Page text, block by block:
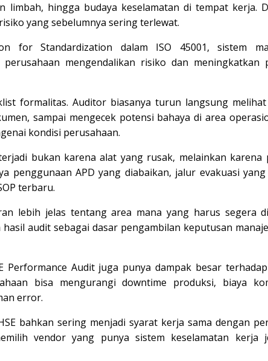
limbah, hingga budaya keselamatan di tempat kerja.
yang sebelumnya sering terlewat.
for Standardization dalam ISO 45001, sistem
mengendalikan risiko dan meningkatkan
formalitas. Auditor biasanya turun langsung
sampai mengecek potensi bahaya di area
kondisi perusahaan.
bukan karena alat yang rusak, melainkan karena
penggunaan APD yang diabaikan, jalur evakuasi
terbaru.
lebih jelas tentang area mana yang harus segera
audit sebagai dasar pengambilan keputusan
Performance Audit juga punya dampak besar
bisa mengurangi downtime produksi, biaya
error.
bahkan sering menjadi syarat kerja sama dengan
vendor yang punya sistem keselamatan kerja